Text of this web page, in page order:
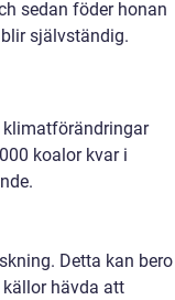
sedan föder honan
självständig.
klimatförändringar
koalor kvar i
Detta kan bero
hävda att